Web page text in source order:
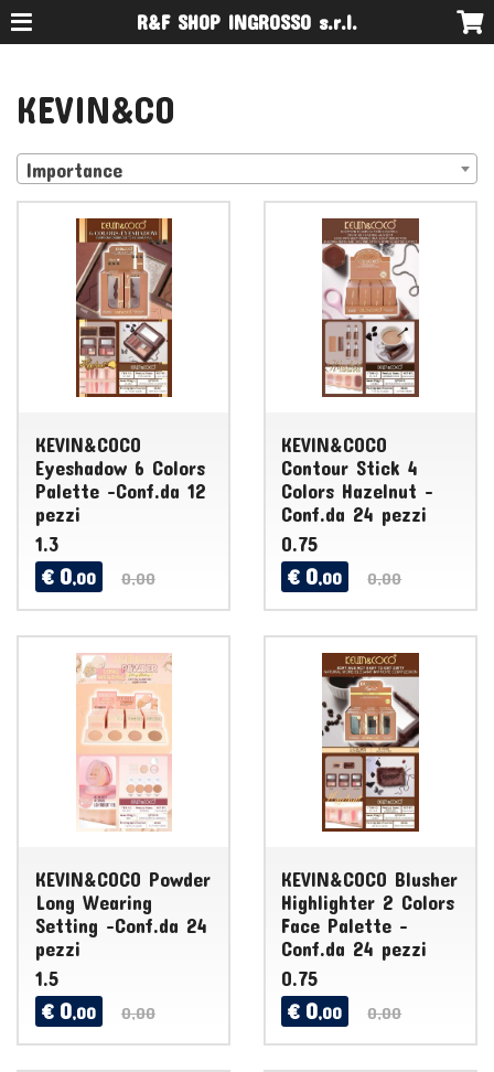
R&F SHOP INGROSSO s.r.l.
KEVIN&CO
Importance
KEVIN&COCO
Eyeshadow 6 Colors
Palette -Conf.da 12
pezzi
1.3
€ 0,00 0,00
KEVIN&COCO
Contour Stick 4
Colors Hazelnut -
Conf.da 24 pezzi
0.75
€ 0,00 0,00
KEVIN&COCO Powder
Long Wearing
Setting -Conf.da 24
pezzi
1.5
€ 0,00 0,00
KEVIN&COCO Blusher
Highlighter 2 Colors
Face Palette -
Conf.da 24 pezzi
0.75
€ 0,00 0,00